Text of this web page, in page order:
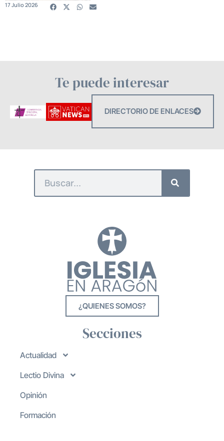
17 Julio 2026
Te puede interesar
DIRECTORIO DE ENLACES
¿QUIENES SOMOS?
Secciones
Actualidad
Lectio Divina
Opinión
Formación